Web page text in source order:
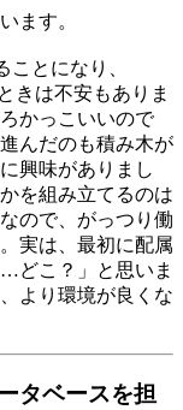
ます。
ことになり、
きは不安もありま
かっこいいので
んだのも積み木が
興味がありまし
を組み立てるのは
ので、がっつり働
実は、最初に配属
どこ？」と思いま
より環境が良くな
タベースを担